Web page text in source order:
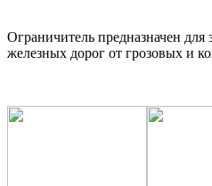
Ограничитель предназначен
железных дорог от грозовых и